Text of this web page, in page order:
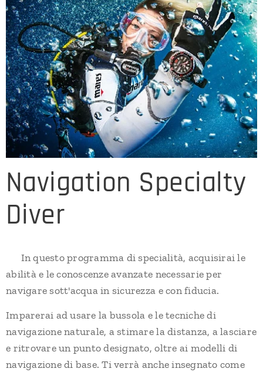
Navigation Specialty
Diver
In questo programma di specialità, acquisirai le
abilità e le conoscenze avanzate necessarie per
navigare sott'acqua in sicurezza e con fiducia.
Imparerai ad usare la bussola e le tecniche di
navigazione naturale, a stimare la distanza, a lasciare
e ritrovare un punto designato, oltre ai modelli di
navigazione di base. Ti verrà anche insegnato come